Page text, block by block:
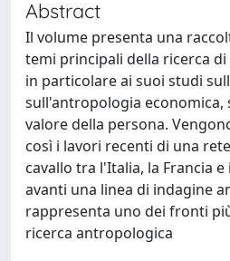
Abstract
Il volume presenta una
temi principali della ricerca di
in particolare ai suoi studi
sull'antropologia economica,
valore della persona.
così i lavori recenti di una
cavallo tra l'Italia, la Francia
avanti una linea di indagine
rappresenta uno dei fronti
ricerca antropologica